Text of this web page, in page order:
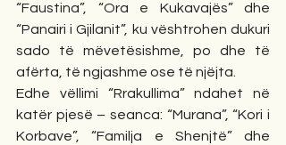
“Faustina”, “Ora e Kukavajës” dhe
“Panairi i Gjilanit”, ku vështrohen dukuri
sado të mëvetësishme, po dhe të
afërta, të ngjashme ose të njëjta.
Edhe vëllimi “Rrakullima” ndahet në
katër pjesë – seanca: “Murana”, “Kori i
Korbave”, “Familja e Shenjtë” dhe